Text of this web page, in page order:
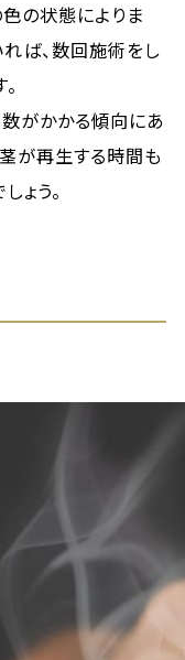
の状態によりま
ば、数回施術をし
がかかる傾向にあ
が再生する時間も
ょう。